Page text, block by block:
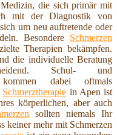
die sich primär mit
mit der Diagnostik von
um neu auftretende oder
Besondere Schmerzen
Therapien bekämpfen.
die individuelle Beratung
Schul- und
kommen dabei oftmals
Schmerztherapie in Apen ist
körperlichen, aber auch
sollten niemals Ihr
keiner mehr mit Schmerzen